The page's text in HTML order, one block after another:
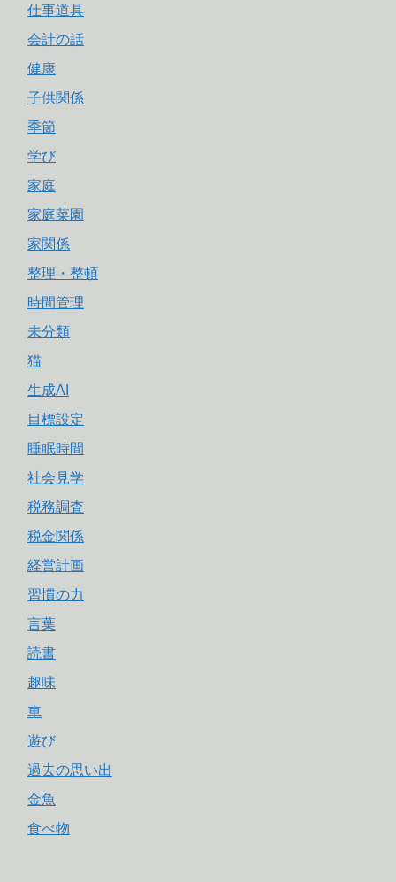
仕事道具
会計の話
健康
子供関係
季節
学び
家庭
家庭菜園
家関係
整理・整頓
時間管理
未分類
猫
生成AI
目標設定
睡眠時間
社会見学
税務調査
税金関係
経営計画
習慣の力
言葉
読書
趣味
車
遊び
過去の思い出
金魚
食べ物